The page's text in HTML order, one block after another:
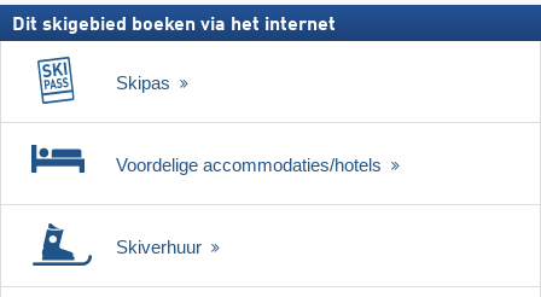
Dit skigebied boeken via het internet
Skipas
Voordelige accommodaties/hotels
Skiverhuur